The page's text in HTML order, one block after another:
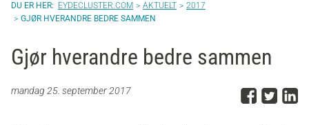
EYDECLUSTER.COM AKTUELT
2017
GJØR HVERANDRE BEDRE SAMMEN
Gjør hverandre bedre sammen
mandag 25. september 2017 DelDel